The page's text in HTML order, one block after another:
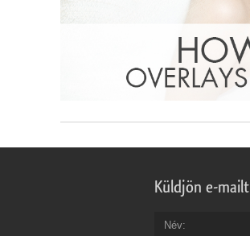
Küldjön e-mailt
Név